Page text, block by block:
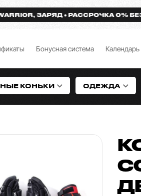
ЗАРЯД РАССРОЧКА 0% БЕЗ
Бонусная система
КОНЬКИ ОДЕЖДА